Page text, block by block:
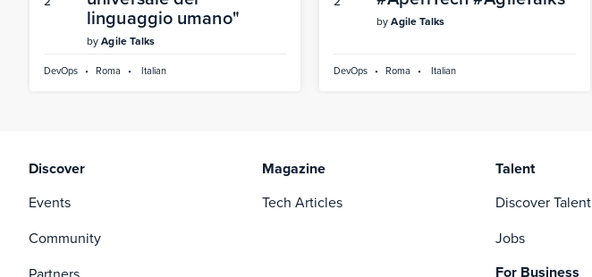
linguaggio umano"
byAgile Talks
DevOps • Roma • Italian
byAgile Talks
DevOps • Roma • Italian
Discover
Events
Community
Magazine
Tech Articles
Talent
Discover Talent
Jobs
For Business